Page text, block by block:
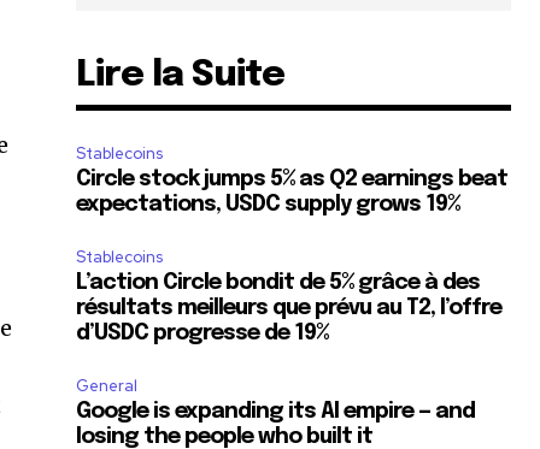
Lire la Suite
Stablecoins
Circle stock jumps 5% as Q2 earnings beat
expectations, USDC supply grows 19%
Stablecoins
L’action Circle bondit de 5% grâce à des
résultats meilleurs que prévu au T2, l’offre
d’USDC progresse de 19%
General
Google is expanding its AI empire — and
losing the people who built it